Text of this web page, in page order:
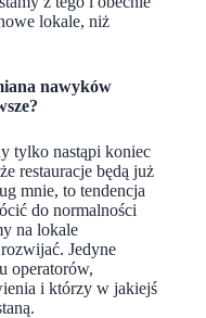
lokale, niż
nawyków
tylko nastąpi koniec
restauracje będą już
mnie, to tendencja
do normalności
na lokale
Jedyne
operatorów,
i którzy w jakiejś